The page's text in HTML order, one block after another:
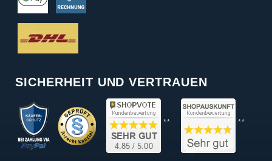
SICHERHEIT UND VERTRAUEN
** **